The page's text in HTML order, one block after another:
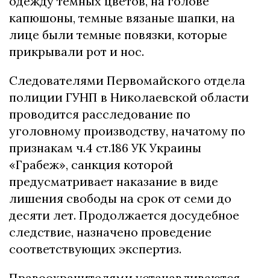
капюшоны, темные вязаные шапки, на
лице были темные повязки, которые
прикрывали рот и нос.
Следователями Первомайского отдела
полиции ГУНП в Николаевской области
проводится расследование по
уголовному производству, начатому по
признакам ч.4 ст.186 УК Украины
«Грабеж», санкция которой
предусматривает наказание в виде
лишения свободы на срок от семи до
десяти лет. Продолжается досудебное
следствие, назначено проведение
соответствующих экспертиз.